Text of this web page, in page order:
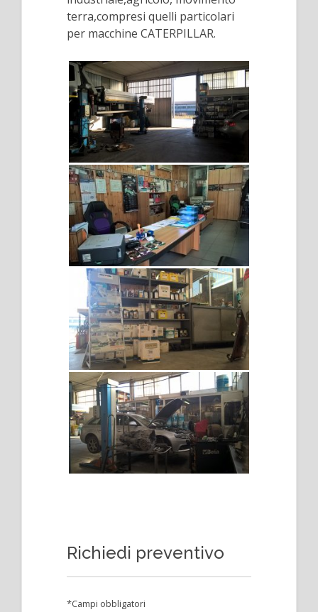
terra,compresi quelli particolari
per macchine CATERPILLAR.
Richiedi preventivo
*Campi obbligatori